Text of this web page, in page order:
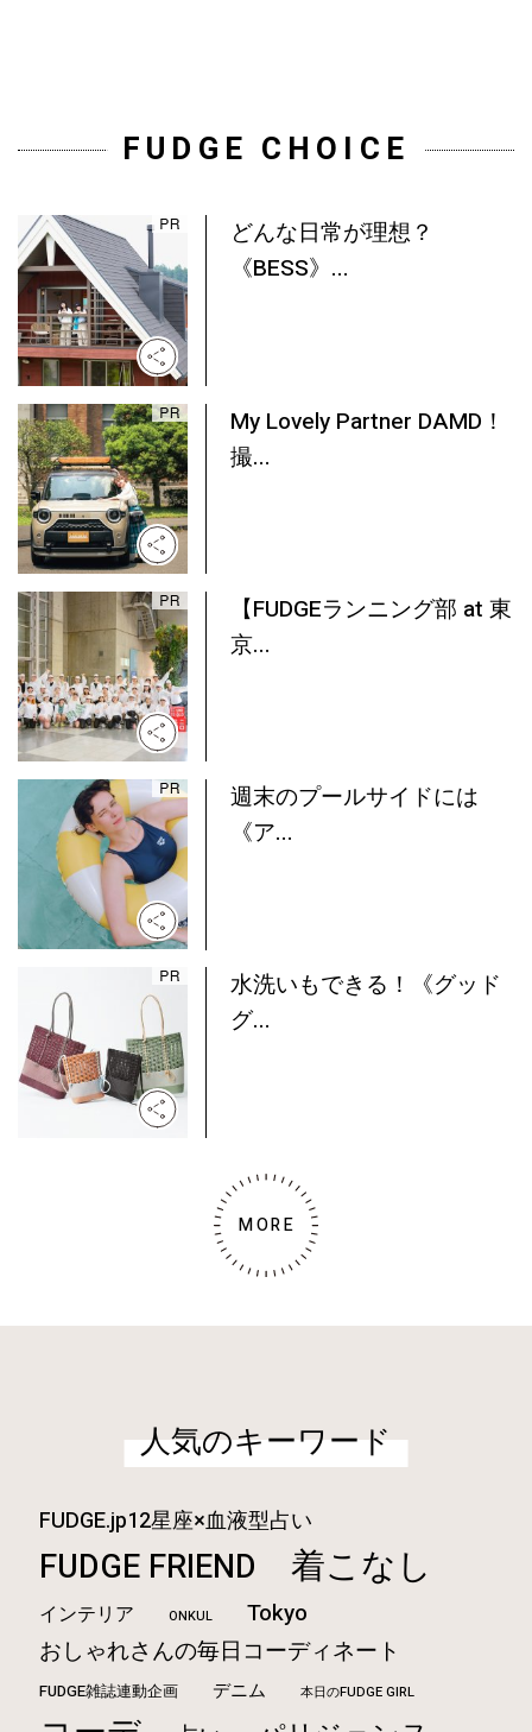
FUDGE CHOICE
どんな日常が理想？
《BESS》...
My Lovely Partner DAMD！
撮...
【FUDGEランニング部 at 東
京...
週末のプールサイドには
《ア...
水洗いもできる！《グッド
グ...
MORE
人気のキーワード
FUDGE.jp12星座×血液型占い
FUDGE FRIEND 着こなし
インテリア ONKUL
Tokyo
おしゃれさんの毎日コーディネート
FUDGE雑誌連動企画 デニム 本日のFUDGE GIRL